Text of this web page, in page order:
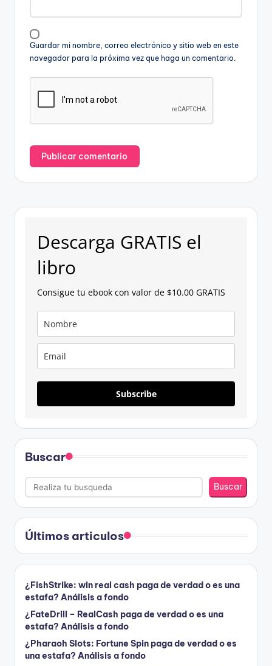
Guardar mi nombre, correo electrónico y sitio web en este
navegador para la próxima vez que haga un comentario.
Descarga GRATIS el
libro
Consigue tu ebook con valor de $10.00 GRATIS
Subscribe
Buscar
Buscar
Últimos articulos
¿FishStrike: win real cash paga de verdad o es una
estafa? Análisis a fondo
¿FateDrill – RealCash paga de verdad o es una
estafa? Análisis a fondo
¿Pharaoh Slots: Fortune Spin paga de verdad o es
una estafa? Análisis a fondo